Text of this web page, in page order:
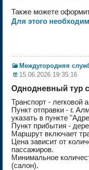
Также можете
Для этого
Междугородняя
15.06.2026 19:35:16
Однодневный тур
Транспорт - легковой
Пункт отправки - г.
указать в пункте
Пункт прибытия -
Маршрут включает
Цена зависит от
пассажиров.
Минимальное
(салон).